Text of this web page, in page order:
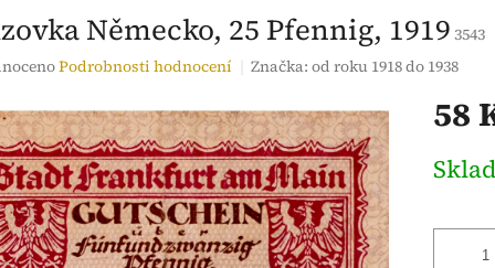
Německo, 25 Pfennig, 1919 3543
Podrobnosti hodnocení Značka:od roku 1918 do 1938
58
cena: